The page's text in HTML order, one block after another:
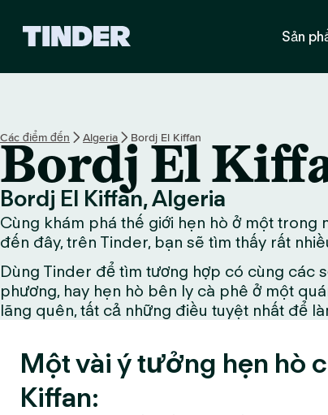
h
ủ
i
n
d
e
Sản
Các điểm đến Algeria Bordj El Kiffan
Bordj El
Bordj El Kiffan, Algeria
Cùng khám phá thế giới hẹn hò ở một trong
đến đây, trên Tinder, bạn sẽ tìm thấy rất
Dùng Tinder để tìm tương hợp có cùng các
phương, hay hẹn hò bên ly cà phê ở một
lãng quên, tất cả những điều tuyệt nhất để
Một vài ý tưởng hẹn hò
Kiffan: